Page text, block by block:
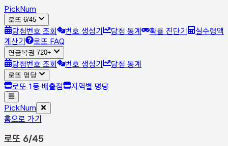
PickNum
로또 6/45
당첨번호 조회 번호 생성기 당첨 통계 확률 진단기
실수령액
계산기
로또 FAQ
연금복권 720+
당첨번호 조회 번호 생성기 당첨 통계
로또 명당
로또 1등 배출점 지역별 명당
PickNum
홈으로 가기
로또 6/45